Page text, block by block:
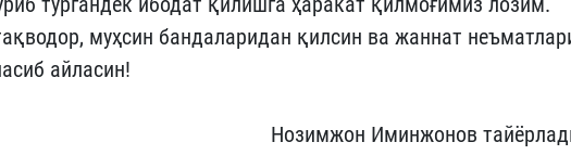
муҳсин бандаларидан қилсин ва жаннат
айласин!
Нозимжон Иминжонов